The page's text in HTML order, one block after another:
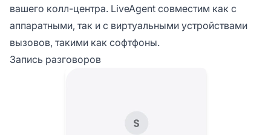
вашего колл-центра. LiveAgent совместим как с
аппаратными, так и с виртуальными устройствами
вызовов, такими как софтфоны.
Запись разговоров